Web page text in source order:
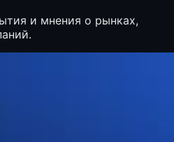
и мнения о рынках,